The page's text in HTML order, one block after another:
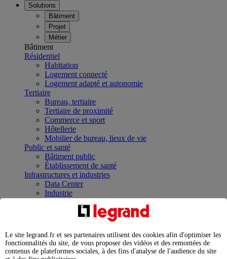
Solutions
Bâtiment
Projet
Métier
Bâtiment
Résidentiel
Habitation
Logement connecté
Logement adapté et autonomie
Tertiaire
Bureau, tertiaire
Tertiaire de proximité
Commerce et sport
Hôtellerie
Mobilier de bureau, lieux de vie
Public et santé
Bâtiment public
Établissement de santé
Infrastructures et industries
Data Center
Industrie
Infrastructures
Contrôler et planifier le fonctionnement des appareils
Répartir et optimiser son tableau électrique
Legrand Data Center Solutions : concentrer les
expertises au service de vos performances
Le site legrand.fr et ses partenaires utilisent des cookies afin d'optimiser les
fonctionnalités du site, de vous proposer des vidéos et des remontées de
contenus de plateformes sociales, à des fins d'analyse de l'audience du site